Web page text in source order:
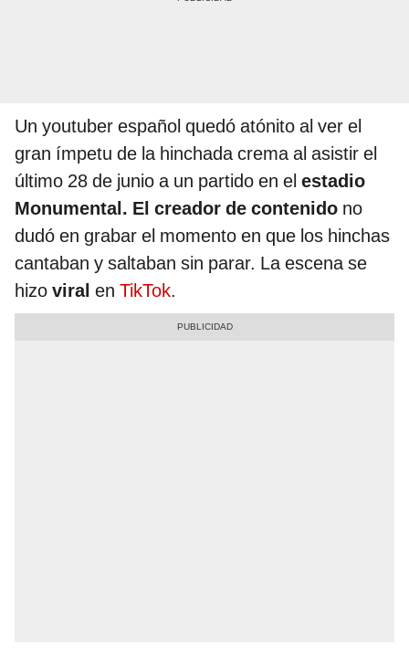
Un youtuber español quedó atónito al ver el
gran ímpetu de la hinchada crema al asistir el
último 28 de junio a un partido en el estadio
Monumental. El creador de contenido no
dudó en grabar el momento en que los hinchas
cantaban y saltaban sin parar. La escena se
hizo viral en TikTok.